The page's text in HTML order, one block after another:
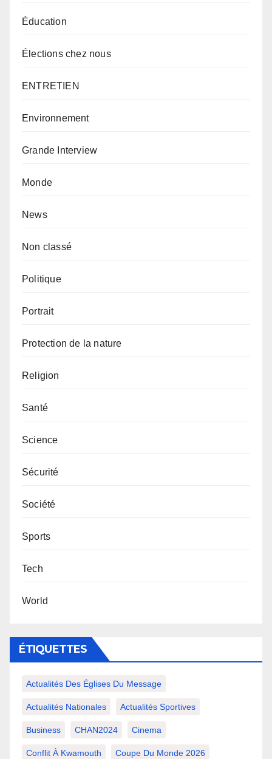
Éducation
Élections chez nous
ENTRETIEN
Environnement
Grande Interview
Monde
News
Non classé
Politique
Portrait
Protection de la nature
Religion
Santé
Science
Sécurité
Société
Sports
Tech
World
ÉTIQUETTES
Actualités Des Églises Du Message
Actualités Nationales Actualités Sportives
Business CHAN2024 Cinema
Conflit À Kwamouth Coupe Du Monde 2026